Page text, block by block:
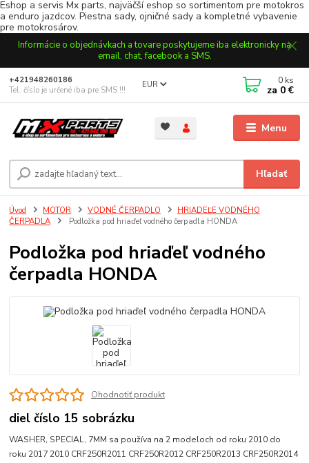
Eshop a servis Mx parts, najväčší eshop so sortimentom pre motokros
a enduro jazdcov. Piestna sady, ojničné sady a kompletné vybavenie
pre motokrosárov.
Informácie o objednávkach a tovare poskytujeme iba elektronicky na
email, chat, facebook a SMS.
Menu
EUR
Hľadať
+421948260186
Tel. číslo je určené iba pre SMS !!!
0 ks
za 0 €
Úvod MOTOR VODNÉ ČERPADLO
HRIADEĽE VODNÉHO
ČERPADLA
Podložka pod hriaďeľ vodného čerpadla HONDA
Podložka pod hriaďeľ vodného
čerpadla HONDA
Ohodnotiť produkt
diel číslo 15 sobrázku
WASHER, SPECIAL, 7MM sa používa na 2 modeloch od roku 2010 do
roku 2017 2010 CRF250R2011 CRF250R2012 CRF250R2013 CRF250R2014